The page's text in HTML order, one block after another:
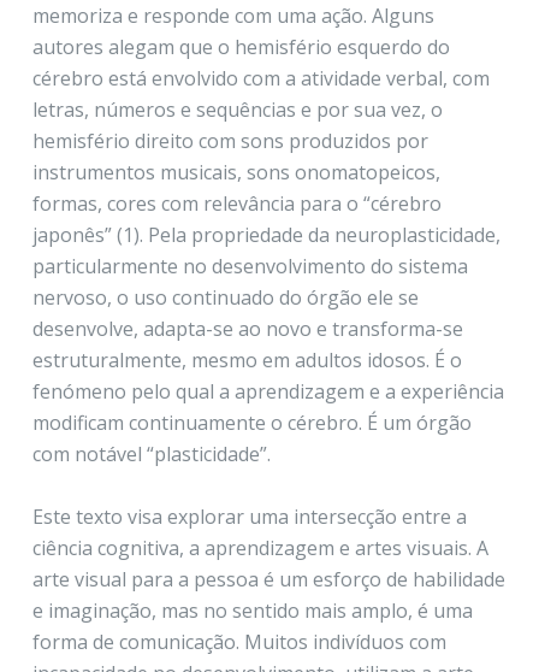
memoriza e responde com uma ação. Alguns
autores alegam que o hemisfério esquerdo do
cérebro está envolvido com a atividade verbal, com
letras, números e sequências e por sua vez, o
hemisfério direito com sons produzidos por
instrumentos musicais, sons onomatopeicos,
formas, cores com relevância para o “cérebro
japonês” (1). Pela propriedade da neuroplasticidade,
particularmente no desenvolvimento do sistema
nervoso, o uso continuado do órgão ele se
desenvolve, adapta-se ao novo e transforma-se
estruturalmente, mesmo em adultos idosos. É o
fenómeno pelo qual a aprendizagem e a experiência
modificam continuamente o cérebro. É um órgão
com notável “plasticidade”.
Este texto visa explorar uma intersecção entre a
ciência cognitiva, a aprendizagem e artes visuais. A
arte visual para a pessoa é um esforço de habilidade
e imaginação, mas no sentido mais amplo, é uma
forma de comunicação. Muitos indivíduos com